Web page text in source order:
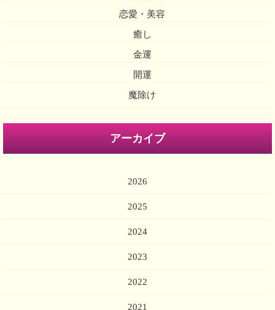
恋愛・美容
癒し
金運
開運
魔除け
アーカイブ
2026
2025
2024
2023
2022
2021